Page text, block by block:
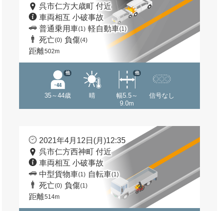
呉市仁方大歳町 付近
車両相互 小破事故
普通乗用車(1) 軽自動車(1)
死亡(0) 負傷(4)
距離502m
35～44歳
他
晴
幅5.5～
9.0m
他
信号なし
2021年4月12日(月)12:35
呉市仁方西神町 付近
車両相互 小破事故
中型貨物車(1) 自転車(1)
死亡(0) 負傷(1)
距離514m